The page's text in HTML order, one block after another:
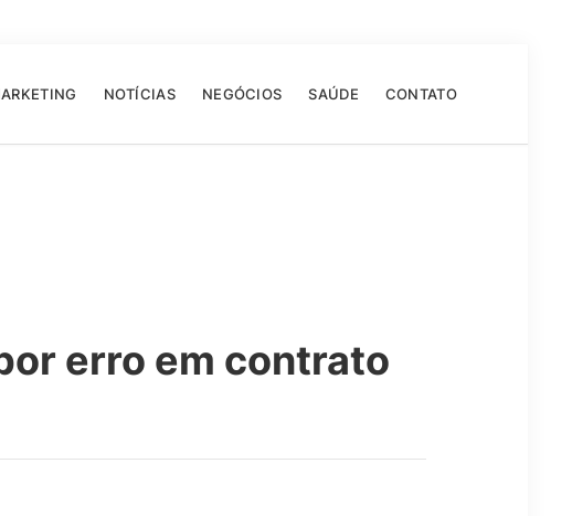
NOTÍCIAS NEGÓCIOS SAÚDE CONTATO
erro em contrato